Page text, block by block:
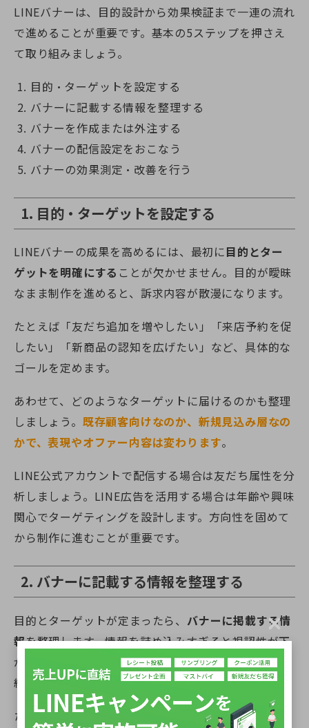
LINEバナーは、目的設計から効果検証まで一連の流れ
で進めることが重要です。基本の5ステップを押さえ
て取り組みましょう。
目的・ターゲットを設定する
バナーに記載する情報を整理する
バナーを作成または外注する
バナーの配信設定をおこなう
バナーの効果測定・改善を行う
1. 目的・ターゲットを設定する
LINEバナーの成果を高めるには、最初に目的とター
ゲットを明確にする ことが欠かせません。目的が曖昧
なまま制作を進めると、訴求内容が散漫になります。
たとえば「友だち追加を増やしたい」「来店予約を促
したい」「新商品の認知を広げたい」など、具体的な
ゴールを定めます。
あわせて、どのようなターゲットに届けるのかも整理
しましょう。 既存顧客向けなのか、新規見込み層なの
かで、表現やオファー内容は変わります。
LINE公式アカウントで配信する場合は友だち属性を分
析しましょう。LINE広告を活用する場合は年齢や興味
関心でターゲティングを設計します。方向性を固めて
から制作に進むことが重要です。
2. バナーに記載する情報を整理する
目的とターゲットが定まったら、 バナーに掲載する情
報を整理します。情報を詰め込みすぎると視認性が下
がり、訴求点が伝わりません。伝えたい内容は一つに
絞ります。
たとえば「期間限定クーポン配布中」「今だけ送料無
C
l
o
s
e